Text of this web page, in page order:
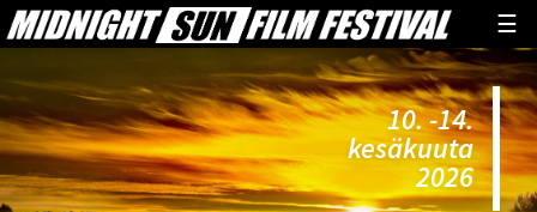
☰
10. -14.
kesäkuuta
2026